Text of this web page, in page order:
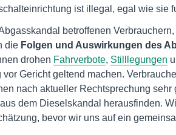
ist illegal, egal wie sie
betroffenen
die Folgen und Auswirkungen des
drohen Fahrverbote, Stilllegungen
Gericht geltend machen.
nach aktueller Rechtsprechung sehr
dem Dieselskandal herausfinden.
bevor wir uns auf ein